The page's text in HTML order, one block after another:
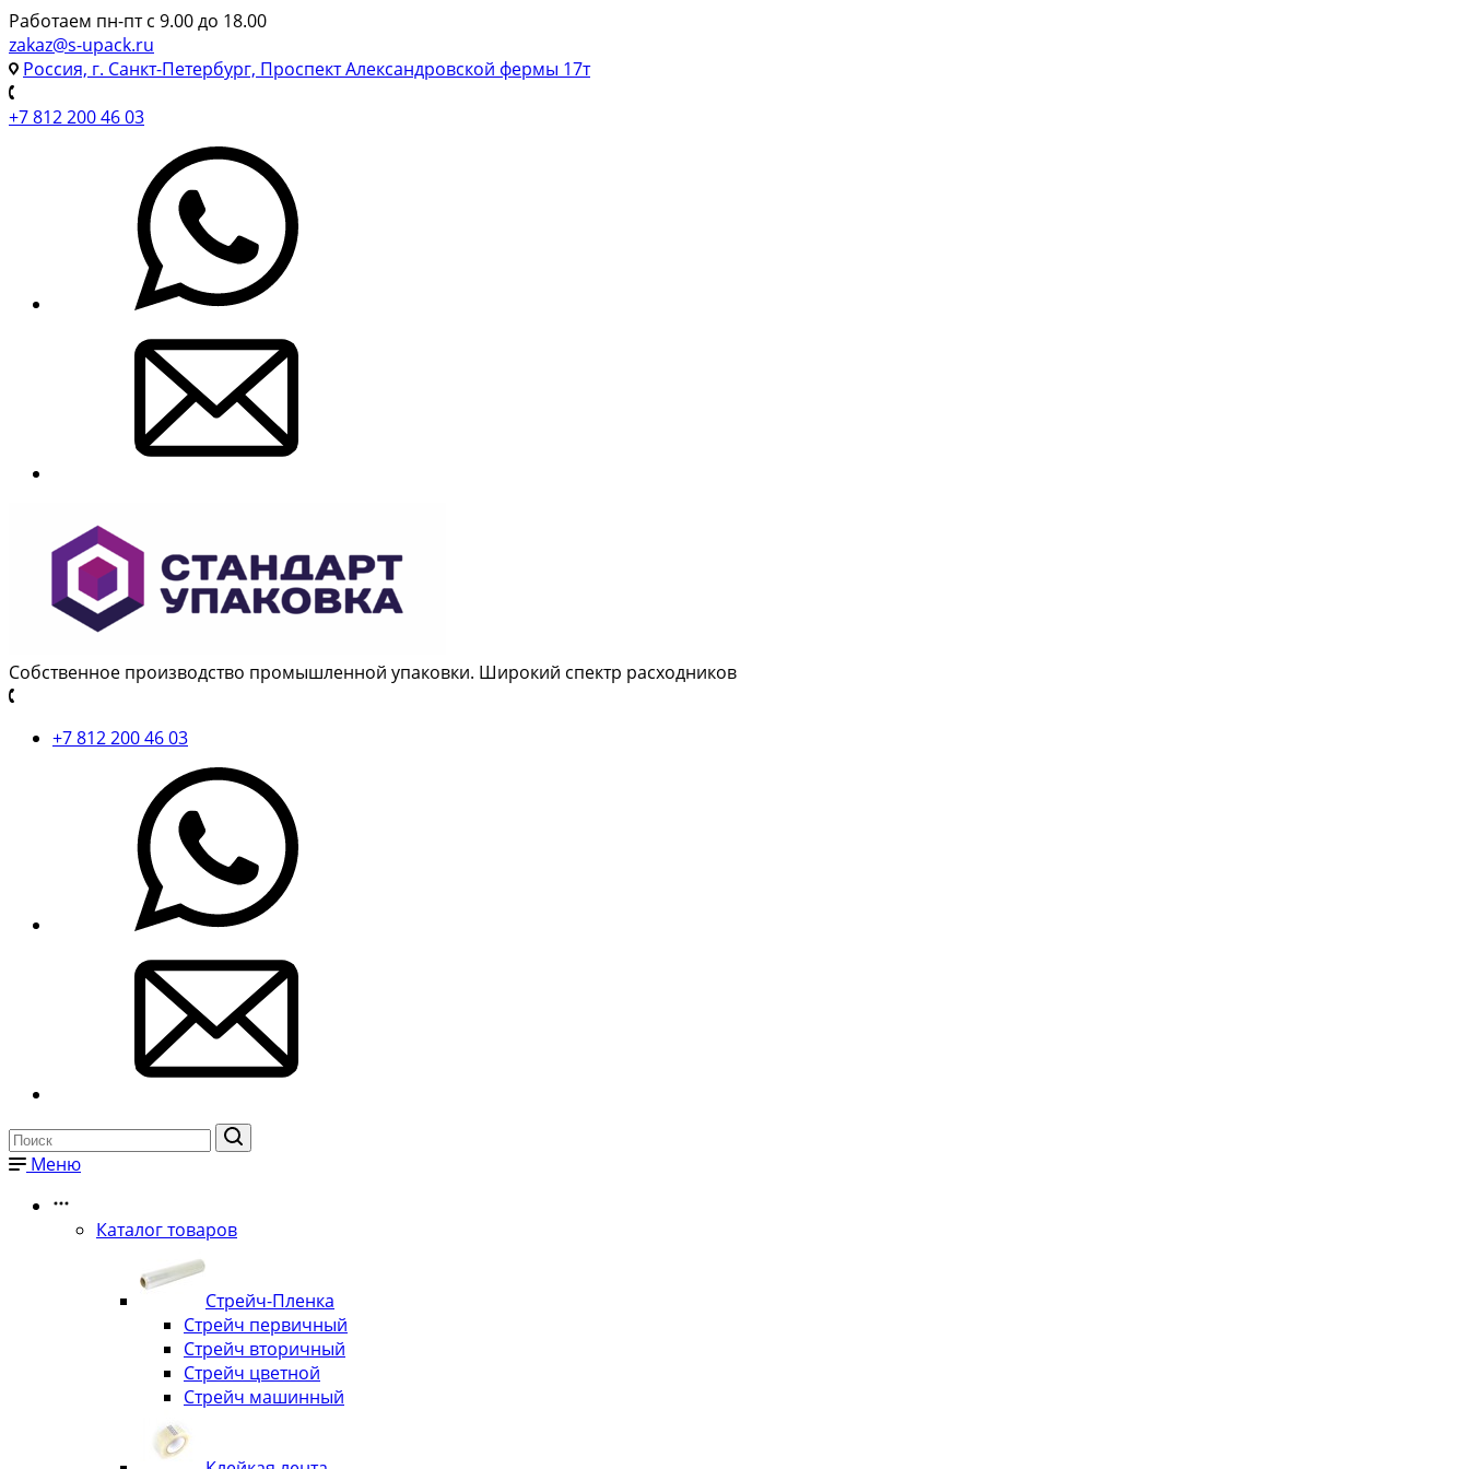
Работаем пн-пт с 9.00 до 18.00
zakaz@s-upack.ru
Россия, г. Санкт-Петербург, Проспект Александровской фермы 17т
+7 812 200 46 03
Собственное производство промышленной упаковки. Широкий спектр расходников
+7 812 200 46 03
Меню
Каталог товаров
Стрейч-Пленка
Стрейч первичный
Стрейч вторичный
Стрейч цветной
Стрейч машинный